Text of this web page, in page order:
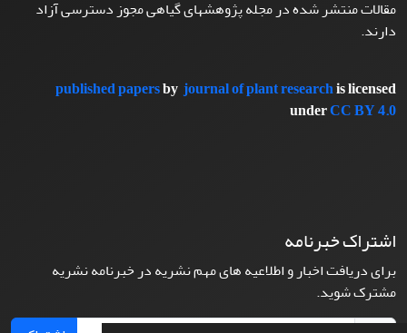
مقالات منتشر شده در مجله پژوهشهای گیاهی مجوز دسترسی آزاد
دارند.
published papersbyjournal of plant researchis licensed
underCC BY 4.0
اشتراک خبرنامه
برای دریافت اخبار و اطلاعیه های مهم نشریه در خبرنامه نشریه
مشترک شوید.